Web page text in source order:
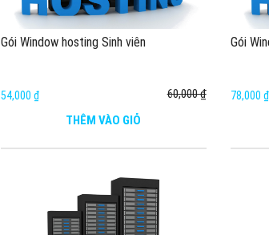
Gói Window hosting Sinh viên
54,000 ₫
60,000 ₫
THÊM VÀO GIỎ
Gói
78,000 ₫